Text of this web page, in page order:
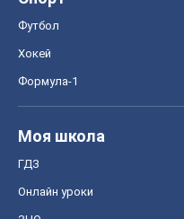
Футбол
Хокей
Формула-1
Моя школа
ГДЗ
Онлайн уроки